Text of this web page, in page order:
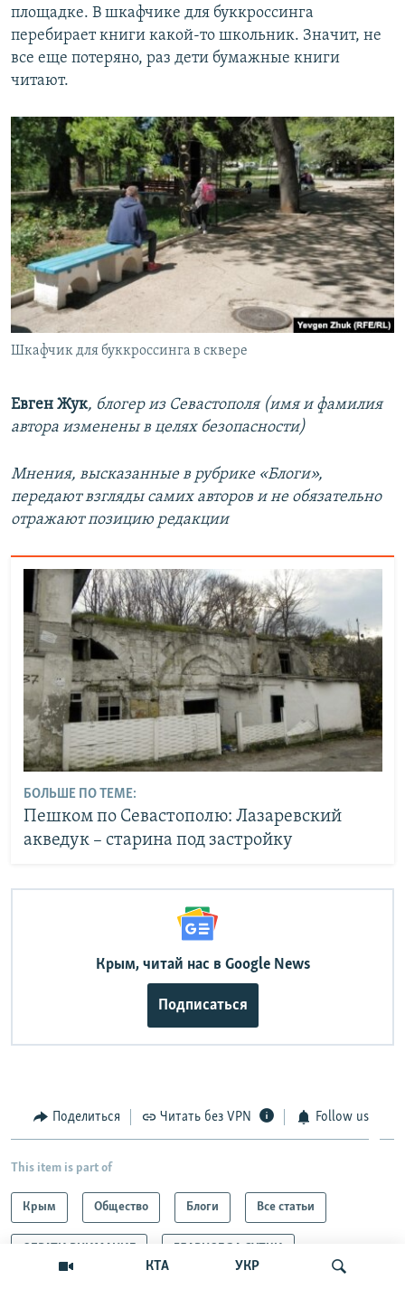
КТА УКР
площадке. В шкафчике для буккроссинга
перебирает книги какой-то школьник. Значит, не
все еще потеряно, раз дети бумажные книги
читают.
Шкафчик для буккроссинга в сквере
Евген Жук, блогер из Севастополя (имя и фамилия
автора изменены в целях безопасности)
Мнения, высказанные в рубрике «Блоги»,
передают взгляды самих авторов и не обязательно
отражают позицию редакции
БОЛЬШЕ ПО ТЕМЕ:
Пешком по Севастополю: Лазаревский
акведук – старина под застройку
Крым, читай нас в Google News
Подписаться
Поделиться Читать без VPN Follow us
This item is part of
Крым Общество Блоги Все статьи
ОБРАТИ ВНИМАНИЕ ГЛАВНОЕ ЗА СУТКИ